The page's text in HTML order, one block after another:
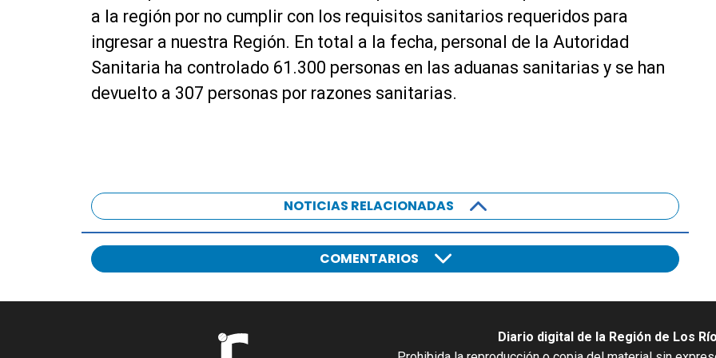
a la región por no cumplir con los requisitos sanitarios requeridos para
ingresar a nuestra Región. En total a la fecha, personal de la Autoridad
Sanitaria ha controlado 61.300 personas en las aduanas sanitarias y se han
devuelto a 307 personas por razones sanitarias.
NOTICIAS RELACIONADAS
COMENTARIOS
Diario digital de la Región de Los